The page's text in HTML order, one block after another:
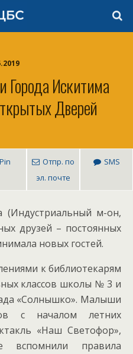
Города Искитима
Дверей
Pin
Отпр. по
эл. почте
SMS
(Индустриальный м-он,
друзей – постоянных
новых гостей.
к библиотекарям
классов школы № 3 и
«Солнышко». Малыши
с началом летних
«Наш Светофор»,
вспомнили правила